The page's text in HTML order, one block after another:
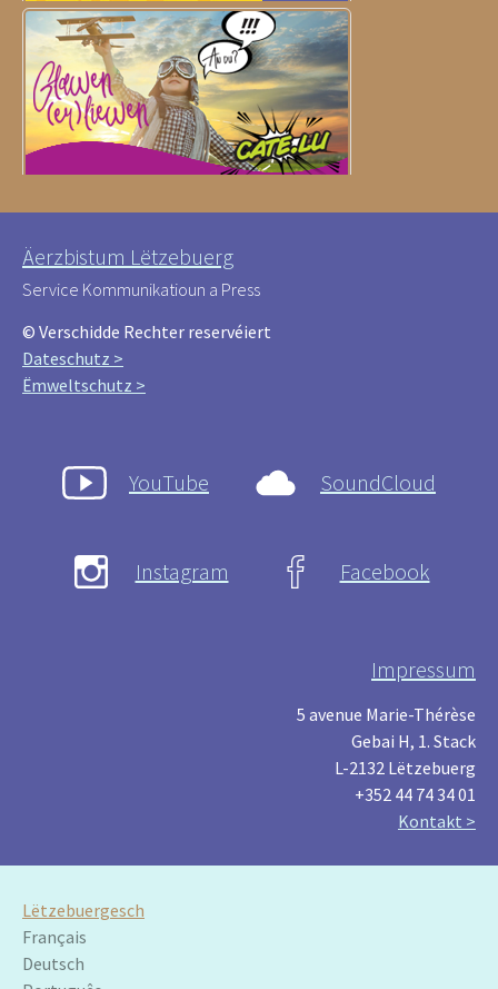
Äerzbistum Lëtzebuerg
Service Kommunikatioun a Press
© Verschidde Rechter reservéiert
Dateschutz >
Ëmweltschutz >
YouTube SoundCloud
Instagram Facebook
Impressum
5 avenue Marie-Thérèse
Gebai H, 1. Stack
L-2132 Lëtzebuerg
+352 44 74 34 01
Kontakt >
Lëtzebuergesch
Français
Deutsch